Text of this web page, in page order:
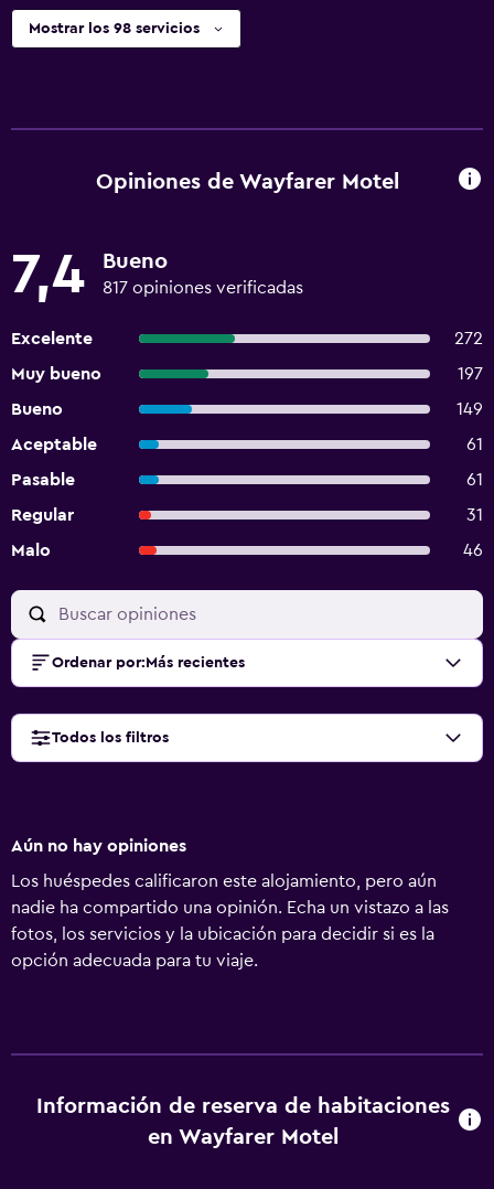
Mostrar los 98 servicios
Opiniones de Wayfarer Motel
7,4 Bueno
817 opiniones verificadas
Excelente
272
Muy bueno
197
Bueno
149
Aceptable
61
Pasable
61
Regular
31
Malo
46
Ordenar por: Más recientes
Todos los filtros
Aún no hay opiniones
Los huéspedes calificaron este alojamiento, pero aún
nadie ha compartido una opinión. Echa un vistazo a las
fotos, los servicios y la ubicación para decidir si es la
opción adecuada para tu viaje.
Información de reserva de habitaciones
en Wayfarer Motel